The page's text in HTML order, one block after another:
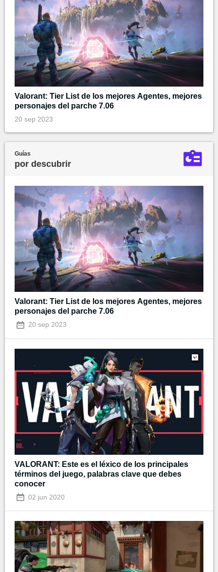
Valorant: Tier List de los mejores Agentes, mejores
personajes del parche 7.06
20 sep 2023
Guías
por descubrir
Valorant: Tier List de los mejores Agentes, mejores
personajes del parche 7.06
20 sep 2023
VALORANT: Este es el léxico de los principales
términos del juego, palabras clave que debes
conocer
02 jun 2020